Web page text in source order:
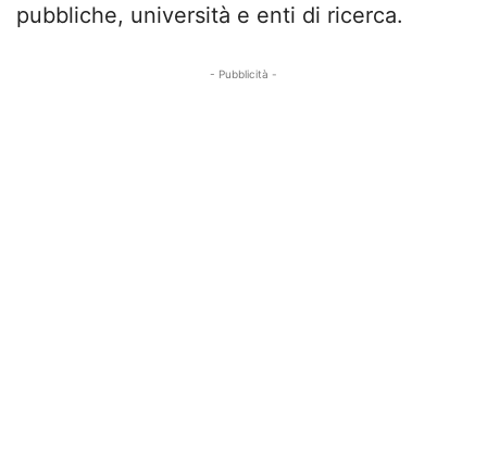
pubbliche, università e enti di ricerca.
- Pubblicità -